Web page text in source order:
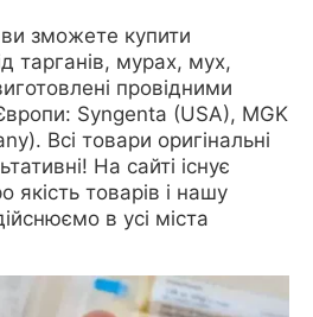
зможете купити
тарганів, мурах, мух,
провідними
Syngenta (USA), MGK
Всі товари оригінальні
На сайті існує
якість товарів і нашу
в усі міста